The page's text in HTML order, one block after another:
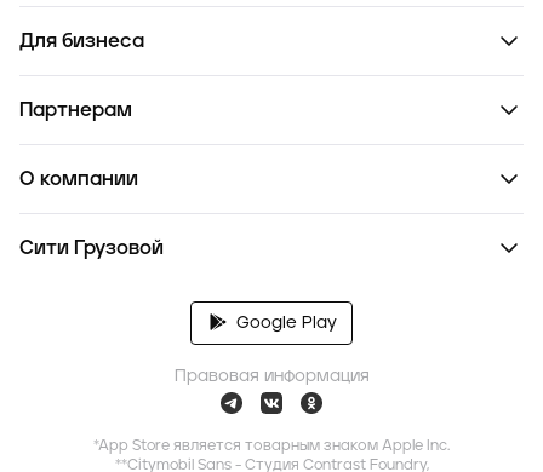
Для бизнеса
Партнерам
О компании
Сити Грузовой
Google Play
Правовая информация
*App Store является товарным знаком Apple Inc.
**Citymobil Sans - Студия Contrast Foundry,